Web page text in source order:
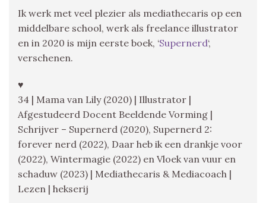
Ik werk met veel plezier als mediathecaris op een
middelbare school, werk als freelance illustrator
en in 2020 is mijn eerste boek, ‘Supernerd‘,
verschenen.
♥
34 | Mama van Lily (2020) | Illustrator |
Afgestudeerd Docent Beeldende Vorming |
Schrijver – Supernerd (2020), Supernerd 2:
forever nerd (2022), Daar heb ik een drankje voor
(2022), Wintermagie (2022) en Vloek van vuur en
schaduw (2023) | Mediathecaris & Mediacoach |
Lezen | hekserij